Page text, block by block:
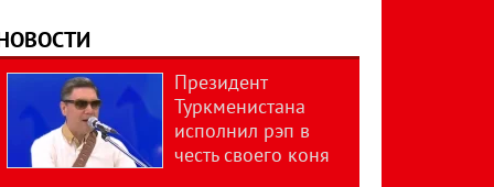
Президент
Туркменистана
исполнил рэп в
честь своего коня